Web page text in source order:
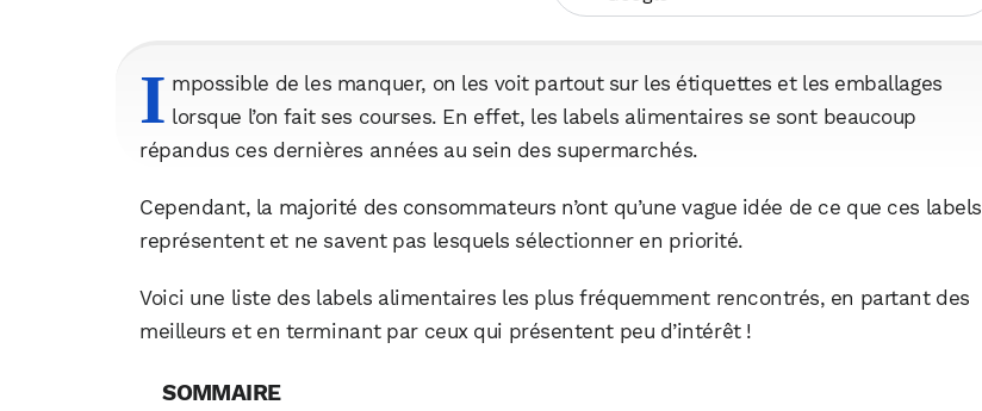
I mpossible de les manquer, on les voit partout sur les étiquettes et les emballages
lorsque l’on fait ses courses. En effet, les labels alimentaires se sont beaucoup
répandus ces dernières années au sein des supermarchés.
Cependant, la majorité des consommateurs n’ont qu’une vague idée de ce que ces labels
représentent et ne savent pas lesquels sélectionner en priorité.
Voici une liste des labels alimentaires les plus fréquemment rencontrés, en partant des
meilleurs et en terminant par ceux qui présentent peu d’intérêt !